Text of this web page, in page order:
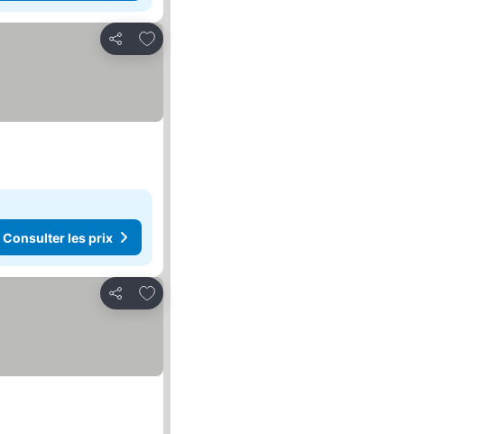
Partager
Ajouter à mes favoris
Consulter les prix
Partager
Ajouter à mes favoris